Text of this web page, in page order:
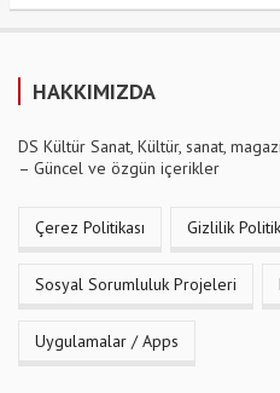
HAKKIMIZDA
DS Kültür Sanat, Kültür, sanat,
– Güncel ve özgün içerikler
Çerez Politikası Gizlilik
Sosyal Sorumluluk Projeleri
Uygulamalar / Apps